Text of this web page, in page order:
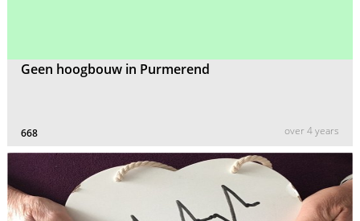
Geen hoogbouw in Purmerend
668 over 4 years